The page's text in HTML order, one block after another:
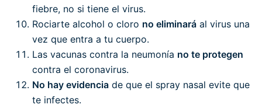
fiebre, no si tiene el virus.
Rociarte alcohol o cloro no eliminará al virus una
vez que entra a tu cuerpo.
Las vacunas contra la neumonía no te protegen
contra el coronavirus.
No hay evidencia de que el spray nasal evite que
te infectes.